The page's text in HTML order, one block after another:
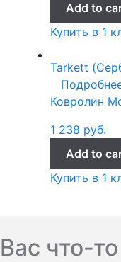
Add to
Купить в 1
Tarkett
Ковролин
1 238 руб.
Add to
Купить в 1
Вас что-